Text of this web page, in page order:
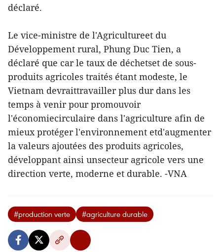
déclaré.
Le vice-ministre de l'Agricultureet du
Développement rural, Phung Duc Tien, a
déclaré que car le taux de déchetset de sous-
produits agricoles traités étant modeste, le
Vietnam devraittravailler plus dur dans les
temps à venir pour promouvoir
l'économiecirculaire dans l'agriculture afin de
mieux protéger l'environnement etd'augmenter
la valeurs ajoutées des produits agricoles,
développant ainsi unsecteur agricole vers une
direction verte, moderne et durable. -VNA
#production verte #agriculture durable